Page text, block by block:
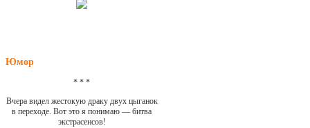
Юмор
* * *
Вчера видел жестокую драку двух цыганок
в переходе. Вот это я понимаю — битва
экстрасенсов!